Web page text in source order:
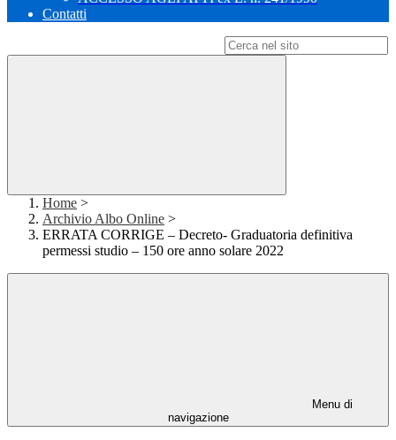
Contatti
Home >
Archivio Albo Online >
ERRATA CORRIGE – Decreto- Graduatoria definitiva
permessi studio – 150 ore anno solare 2022
Menu di
navigazione